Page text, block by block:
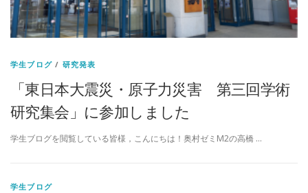
学生ブログ / 研究発表
「東日本大震災・原子力災害 第三回学術
研究集会」に参加しました
学生ブログを閲覧している皆様，こんにちは！奥村ゼミM2の高橋 …
学生ブログ